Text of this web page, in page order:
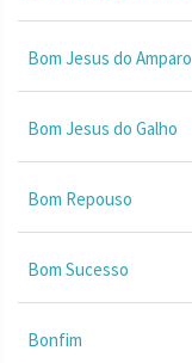
Bom Jesus do Amparo
Bom Jesus do Galho
Bom Repouso
Bom Sucesso
Bonfim